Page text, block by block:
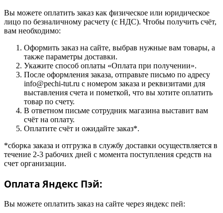
Вы можете оплатить заказ как физическое или юридическое
лицо по безналичному расчету (с НДС). Чтобы получить счёт,
вам необходимо:
Оформить заказ на сайте, выбрав нужные вам товары, а
также параметры доставки.
Укажите способ оплаты «Оплата при получении».
После оформления заказа, отправьте письмо по адресу
info@pechi-tut.ru с номером заказа и реквизитами для
выставления счета и пометкой, что вы хотите оплатить
товар по счету.
В ответном письме сотрудник магазина выставит вам
счёт на оплату.
Оплатите счёт и ожидайте заказ*.
*сборка заказа и отгрузка в службу доставки осуществляется в
течение 2-3 рабочих дней с момента поступления средств на
счет организации.
Оплата Яндекс Пэй:
Вы можете оплатить заказ на сайте через яндекс пей: